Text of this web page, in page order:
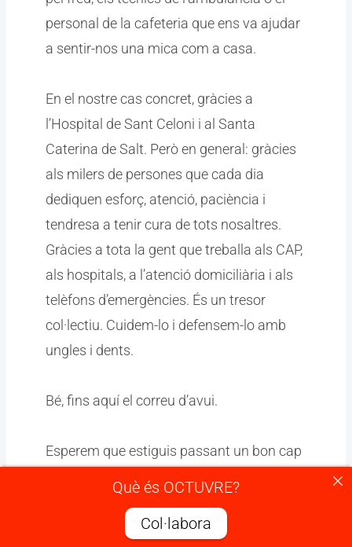
personal de la cafeteria que ens va ajudar
a sentir-nos una mica com a casa.
En el nostre cas concret, gràcies a
l’Hospital de Sant Celoni i al Santa
Caterina de Salt. Però en general: gràcies
als milers de persones que cada dia
dediquen esforç, atenció, paciència i
tendresa a tenir cura de tots nosaltres.
Gràcies a tota la gent que treballa als CAP,
als hospitals, a l’atenció domiciliària i als
telèfons d’emergències. És un tresor
col·lectiu. Cuidem-lo i defensem-lo amb
ungles i dents.
Bé, fins aquí el correu d’avui.
Esperem que estiguis passant un bon cap
una abraçada,
Què és OCTUVRE?
Col·labora